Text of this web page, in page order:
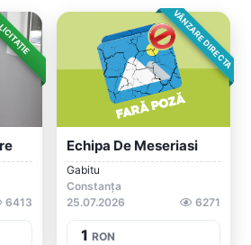
6413
VÂNZARE DIRECTA
Echipa De Meseriasi
Gabitu
Constanța
25.07.2026
6271
1 RON